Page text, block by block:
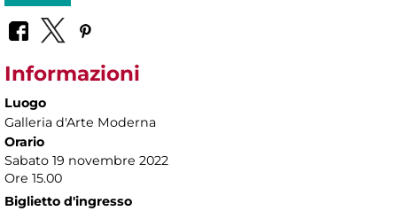
Informazioni
Luogo
Galleria d'Arte Moderna
Orario
Sabato 19 novembre 2022
Ore 15.00
Biglietto d'ingresso